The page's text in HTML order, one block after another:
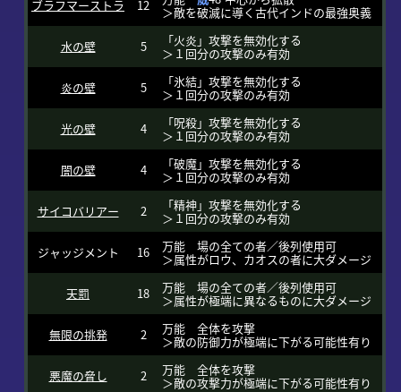
ブラフマーストラ 12
＞敵を破滅に導く古代インドの最強奥義
水の壁
5 「火炎」攻撃を無効化する
＞１回分の攻撃のみ有効
炎の壁
5 「氷結」攻撃を無効化する
＞１回分の攻撃のみ有効
光の壁
4 「呪殺」攻撃を無効化する
＞１回分の攻撃のみ有効
闇の壁
4 「破魔」攻撃を無効化する
＞１回分の攻撃のみ有効
サイコバリアー
2 「精神」攻撃を無効化する
＞１回分の攻撃のみ有効
ジャッジメント
16 万能 場の全ての者／後列使用可
＞属性がロウ、カオスの者に大ダメージ
天罰
18 万能 場の全ての者／後列使用可
＞属性が極端に異なるものに大ダメージ
無限の挑発
2 万能 全体を攻撃
＞敵の防御力が極端に下がる可能性有り
悪魔の脅し
2 万能 全体を攻撃
＞敵の攻撃力が極端に下がる可能性有り